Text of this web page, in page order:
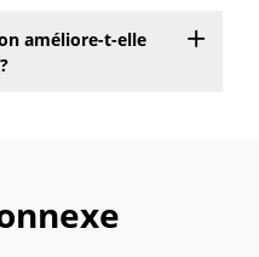
améliore-t-elle